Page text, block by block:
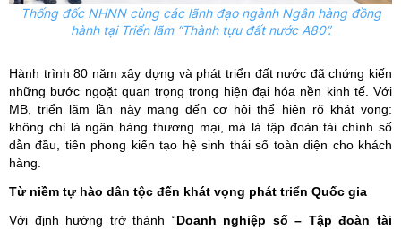
Thống đốc NHNN cùng các lãnh đạo ngành Ngân hàng đồng
hành tại Triển lãm “Thành tựu đất nước A80”.
Hành trình 80 năm xây dựng và phát triển đất nước đã chứng kiến
những bước ngoặt quan trọng trong hiện đại hóa nền kinh tế. Với
MB, triển lãm lần này mang đến cơ hội thể hiện rõ khát vọng:
không chỉ là ngân hàng thương mại, mà là tập đoàn tài chính số
dẫn đầu, tiên phong kiến tạo hệ sinh thái số toàn diện cho khách
hàng.
Từ niềm tự hào dân tộc đến khát vọng phát triển Quốc gia
Với định hướng trở thành “Doanh nghiệp số – Tập đoàn tài